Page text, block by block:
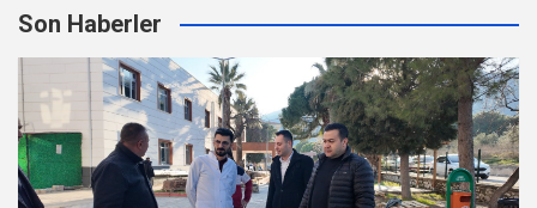
Son Haberler